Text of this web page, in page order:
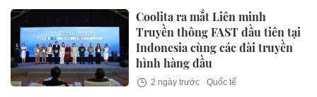
Coolita ra mắt Liên minh
Truyền thông FAST đầu tiên tại
Indonesia cùng các đài truyền
hình hàng đầu
2 ngày trước Quốc tế